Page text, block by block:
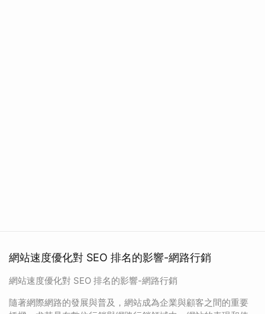
網站速度優化對 SEO 排名的影響-網路行銷
網站速度優化對 SEO 排名的影響-網路行銷
隨著網際網路的發展與普及，網站成為企業與顧客之間的重要